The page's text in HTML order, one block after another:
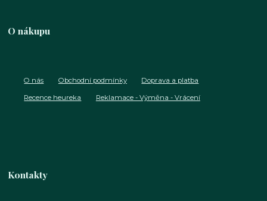
O nákupu
O nás Obchodní podmínky Doprava a platba
Recence heureka Reklamace - Výměna - Vrácení
Kontakty